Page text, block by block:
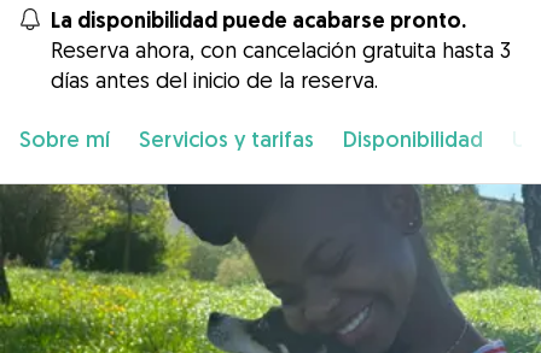
La disponibilidad puede acabarse pronto.
Reserva ahora, con cancelación gratuita hasta 3
días antes del inicio de la reserva.
Sobre mí Servicios y tarifas Disponibilidad